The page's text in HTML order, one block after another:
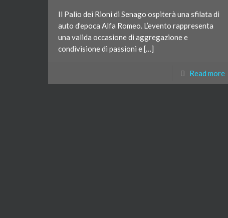
Il Palio dei Rioni di Senago ospiterà una sfilata di
auto d’epoca Alfa Romeo. L’evento rappresenta
una valida occasione di aggregazione e
condivisione di passioni e […]
Read more